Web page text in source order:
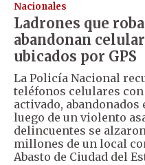
Nacionales
Ladrones que
abandonan
ubicados por GPS
La Policía Nacional
teléfonos celulares con
activado,
luego de un violento
delincuentes se
millones de un local
Abasto de Ciudad del